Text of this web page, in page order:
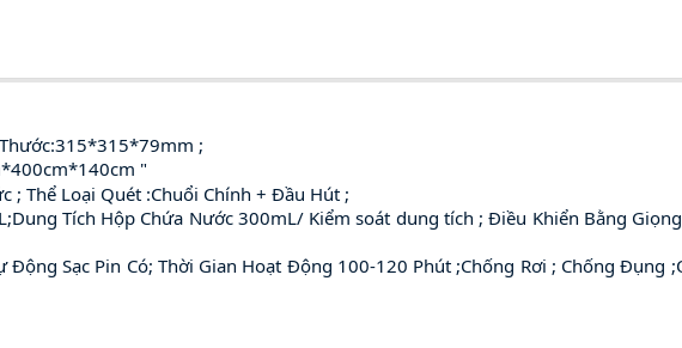
;
"
Thể Loại Quét :Chuổi Chính + Đầu Hút ;
Tích Hộp Chứa Nước 300mL/ Kiểm soát dung tích ; Điều Khiển Bằng
Động Sạc Pin Có; Thời Gian Hoạt Động 100-120 Phút ;Chống Rơi ; Chống Đụng